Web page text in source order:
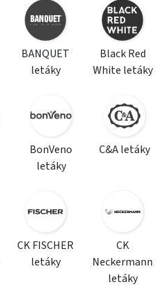
BANQUET
letáky
Black Red
White letáky
BonVeno
letáky
C&A letáky
CK FISCHER
letáky
CK
Neckermann
letáky